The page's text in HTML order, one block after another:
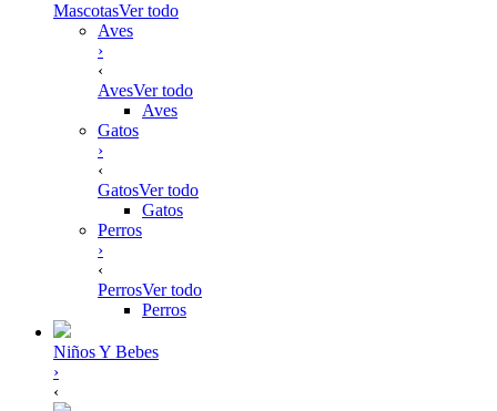
MascotasVer todo
Aves
›
‹
AvesVer todo
Aves
Gatos
›
‹
GatosVer todo
Gatos
Perros
›
‹
PerrosVer todo
Perros
Niños Y Bebes
›
‹